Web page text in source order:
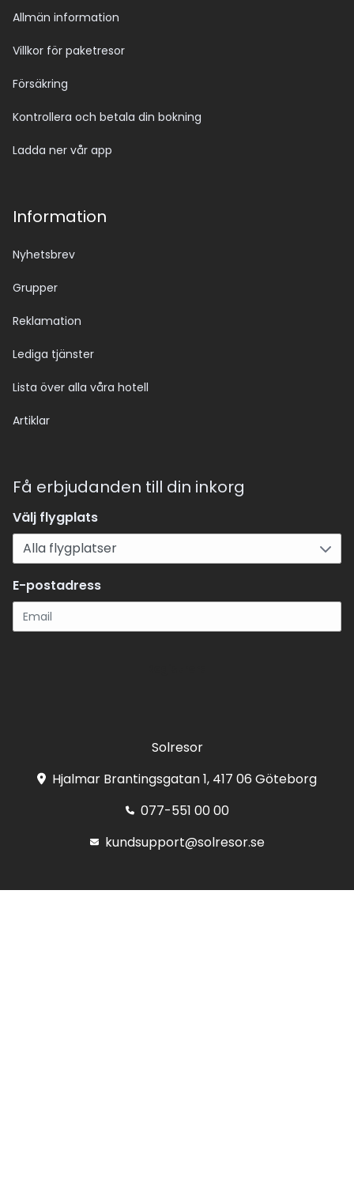
Allmän information
Villkor för paketresor
Försäkring
Kontrollera och betala din bokning
Ladda ner vår app
Information
Nyhetsbrev
Grupper
Reklamation
Lediga tjänster
Lista över alla våra hotell
Artiklar
Få erbjudanden till din inkorg
Välj flygplats
E-postadress
Solresor
Hjalmar Brantingsgatan 1, 417 06 Göteborg
077-551 00 00
kundsupport@solresor.se